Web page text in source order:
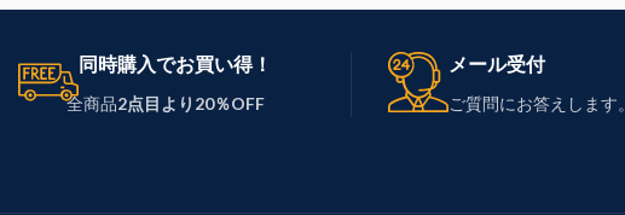
同時購入でお買い得！
全商品2点目より20％OFF
メール受付
ご質問にお答えします。